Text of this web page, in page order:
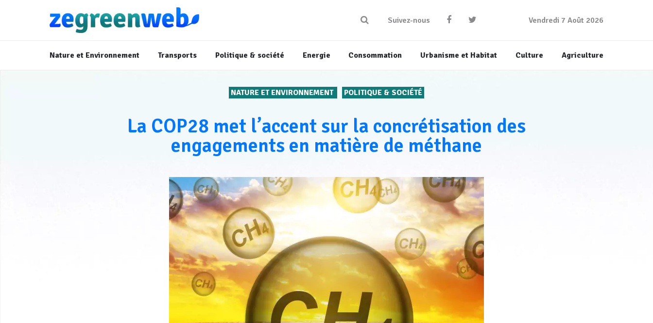
Suivez-nous Vendredi 7 Août 2026
Nature et Environnement Transports Politique & société Energie Consommation Urbanisme et Habitat Culture Agriculture
NATURE ET ENVIRONNEMENT POLITIQUE & SOCIÉTÉ
La COP28 met l’accent sur la concrétisation des
engagements en matière de méthane